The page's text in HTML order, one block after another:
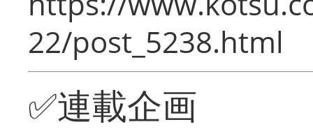
22/post_5238.html
✅連載企画